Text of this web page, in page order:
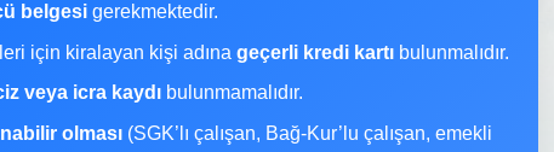
belgesi gerekmektedir.
için kiralayan kişi adına geçerli kredi kartı bulunmalıdır.
veya icra kaydı bulunmamalıdır.
olması (SGK’lı çalışan, Bağ-Kur’lu çalışan, emekli